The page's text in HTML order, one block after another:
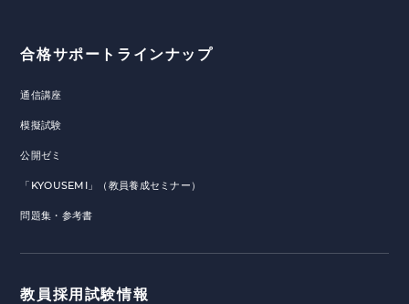
合格サポートラインナップ
通信講座
模擬試験
公開ゼミ
「KYOUSEMI」（教員養成セミナー）
問題集・参考書
教員採用試験情報